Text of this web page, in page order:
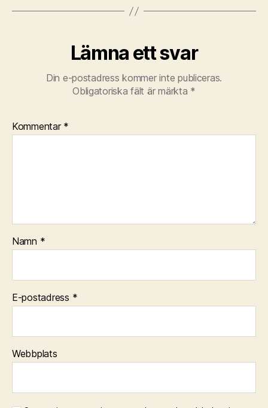
Lämna ett svar
Din e-postadress kommer inte publiceras.
Obligatoriska fält är märkta *
Kommentar *
Namn *
E-postadress *
Webbplats